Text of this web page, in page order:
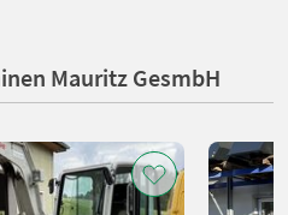
Mauritz GesmbH